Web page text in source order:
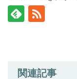
関連記事